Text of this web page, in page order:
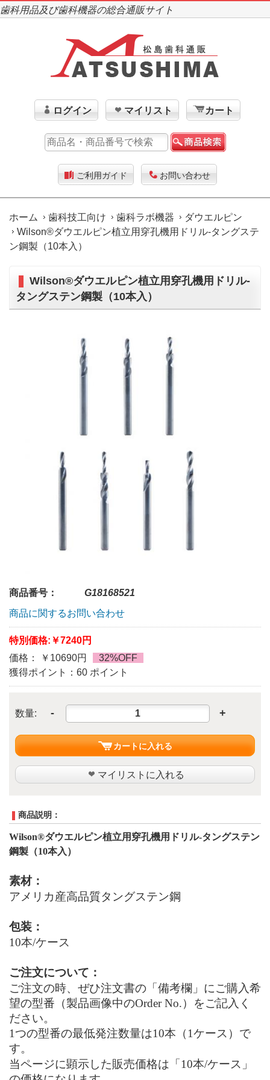
歯科用品及び歯科機器の総合通販サイト
ログイン マイリスト カート
ご利用ガイド お問い合わせ
ホーム 歯科技工向け 歯科ラボ機器
ダウエルピン
Wilson®ダウエルピン植立用穿孔機用ドリル-タングステ
ン鋼製（10本入）
Wilson®ダウエルピン植立用穿孔機用ドリル-
タングステン鋼製（10本入）
商品番号：
G18168521
商品に関するお問い合わせ
特別価格: ￥7240円
価格： ￥10690円
32%OFF
獲得ポイント：60 ポイント
数量: - +
カートに入れる
マイリストに入れる
商品説明：
Wilson®ダウエルピン植立用穿孔機用ドリル-タングステン
鋼製 （10本入）
素材：
アメリカ産高品質タングステン鋼
包装：
10本/ケース
ご注文について：
ご注文の時、ぜひ注文書の「備考欄」にご購入希
望の型番（製品画像中のOrder No.）をご記入く
ださい。
1つの型番の最低発注数量は10本（1ケース）で
す。
当ページに顕示した販売価格は「10本/ケース」